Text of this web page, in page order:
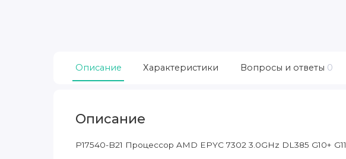
Описание Характеристики Вопросы и ответы 0
Описание
P17540-B21 Процессор AMD EPYC 7302 3.0GHz DL385 G10+ G11